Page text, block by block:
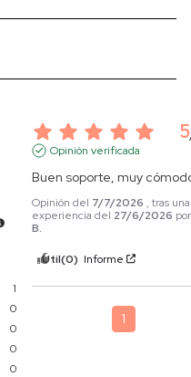
1
0
0
0
0
5
Opinión verificada
Buen soporte, muy
Opinión del 7/7/2026 , tras una
experiencia del 27/6/2026
B.
Útil(0) Informe
1